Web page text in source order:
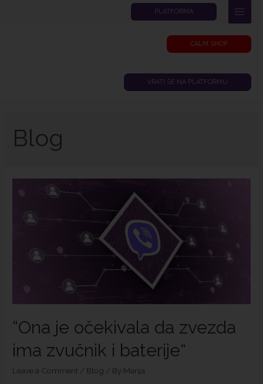
PLATFORMA
CALM SHOP
VRATI SE NA PLATFORMU
Blog
“Ona je očekivala da zvezda
ima zvučnik i baterije“
Leave a Comment / Blog / By Marija